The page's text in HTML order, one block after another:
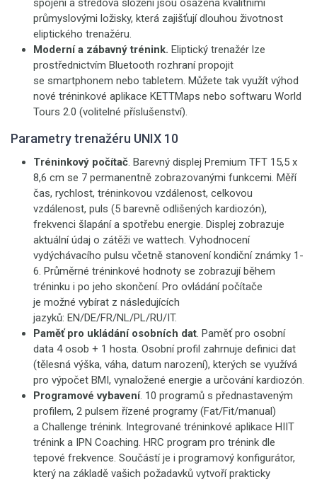
spojení a středová složení jsou osazena kvalitními
průmyslovými ložisky, která zajišťují dlouhou životnost
eliptického trenažéru.
Moderní a zábavný trénink. Eliptický trenažér lze
prostřednictvím Bluetooth rozhraní propojit
se smartphonem nebo tabletem. Můžete tak využít výhod
nové tréninkové aplikace KETTMaps nebo softwaru World
Tours 2.0 (volitelné příslušenství).
Parametry trenažéru UNIX 10
Tréninkový počítač. Barevný displej Premium TFT 15,5 x
8,6 cm se 7 permanentně zobrazovanými funkcemi. Měří
čas, rychlost, tréninkovou vzdálenost, celkovou
vzdálenost, puls (5 barevně odlišených kardiozón),
frekvenci šlapání a spotřebu energie. Displej zobrazuje
aktuální údaj o zátěži ve wattech. Vyhodnocení
vydýchávacího pulsu včetně stanovení kondiční známky 1-
6. Průměrné tréninkové hodnoty se zobrazují během
tréninku i po jeho skončení. Pro ovládání počítače
je možné vybírat z následujících
jazyků: EN/DE/FR/NL/PL/RU/IT.
Paměť pro ukládání osobních dat. Paměť pro osobní
data 4 osob + 1 hosta. Osobní profil zahrnuje definici dat
(tělesná výška, váha, datum narození), kterých se využívá
pro výpočet BMI, vynaložené energie a určování kardiozón.
Programové vybavení. 10 programů s přednastaveným
profilem, 2 pulsem řízené programy (Fat/Fit/manual)
a Challenge trénink. Integrované tréninkové aplikace HIIT
trénink a IPN Coaching. HRC program pro trénink dle
tepové frekvence. Součástí je i programový konfigurátor,
který na základě vašich požadavků vytvoří prakticky